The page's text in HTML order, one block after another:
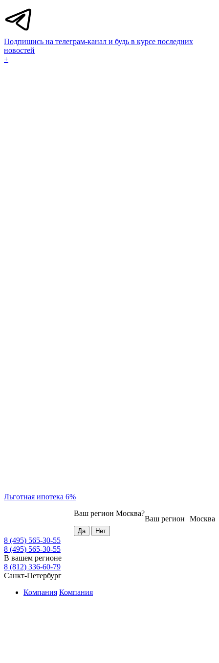
Подпишись на телеграм-канал и будь в курсе последних
новостей
+
Льготная ипотека 6%
Москва
Ваш регион
Ваш регион Москва?
8 (495) 565-30-55
8 (495) 565-30-55
В вашем регионе
8 (812) 336-60-79
Санкт-Петербург
Компания Компания